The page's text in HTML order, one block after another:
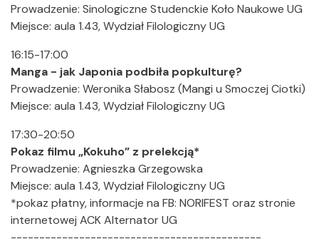
Prowadzenie: Sinologiczne Studenckie Koło Naukowe UG
Miejsce: aula 1.43, Wydział Filologiczny UG
16:15-17:00
Manga - jak Japonia podbiła popkulturę?
Prowadzenie: Weronika Słabosz (Mangi u Smoczej Ciotki)
Miejsce: aula 1.43, Wydział Filologiczny UG
17:30-20:50
Pokaz filmu „Kokuho” z prelekcją*
Prowadzenie: Agnieszka Grzegowska
Miejsce: aula 1.43, Wydział Filologiczny UG
*pokaz płatny, informacje na FB: NORIFEST oraz stronie
internetowej ACK Alternator UG
--------------------------------------------